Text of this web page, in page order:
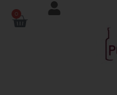
0
Panneau de gestion des